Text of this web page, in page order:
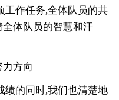
工作任务,全体队员的共
体队员的智慧和汗
方向
绩的同时,我们也清楚地